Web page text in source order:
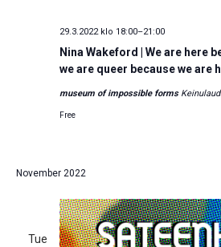
Nina Wakeford | We are here
we are queer because we are
29.3.2022 klo 18:00–21:00
museum of impossible forms
Free
November 2022
Tue